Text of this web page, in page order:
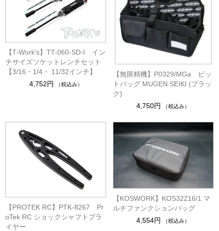
【T-Work's】TT-060-SD-I イン
チサイズソケットレンチセット
【3/16・1/4・ 11/32インチ】
4,752円
（税込み）
【無限精機】P0329/MGa ピッ
トバッグ MUGEN SEIKI (ブラッ
ク)
4,750円
（税込み）
【PROTEK RC】PTK-8267 Pr
oTek RC ショックシャフトプラ
イヤー
【KOSWORK】KOS32216/1 マ
ルチファンクションバッグ
4,554円
（税込み）